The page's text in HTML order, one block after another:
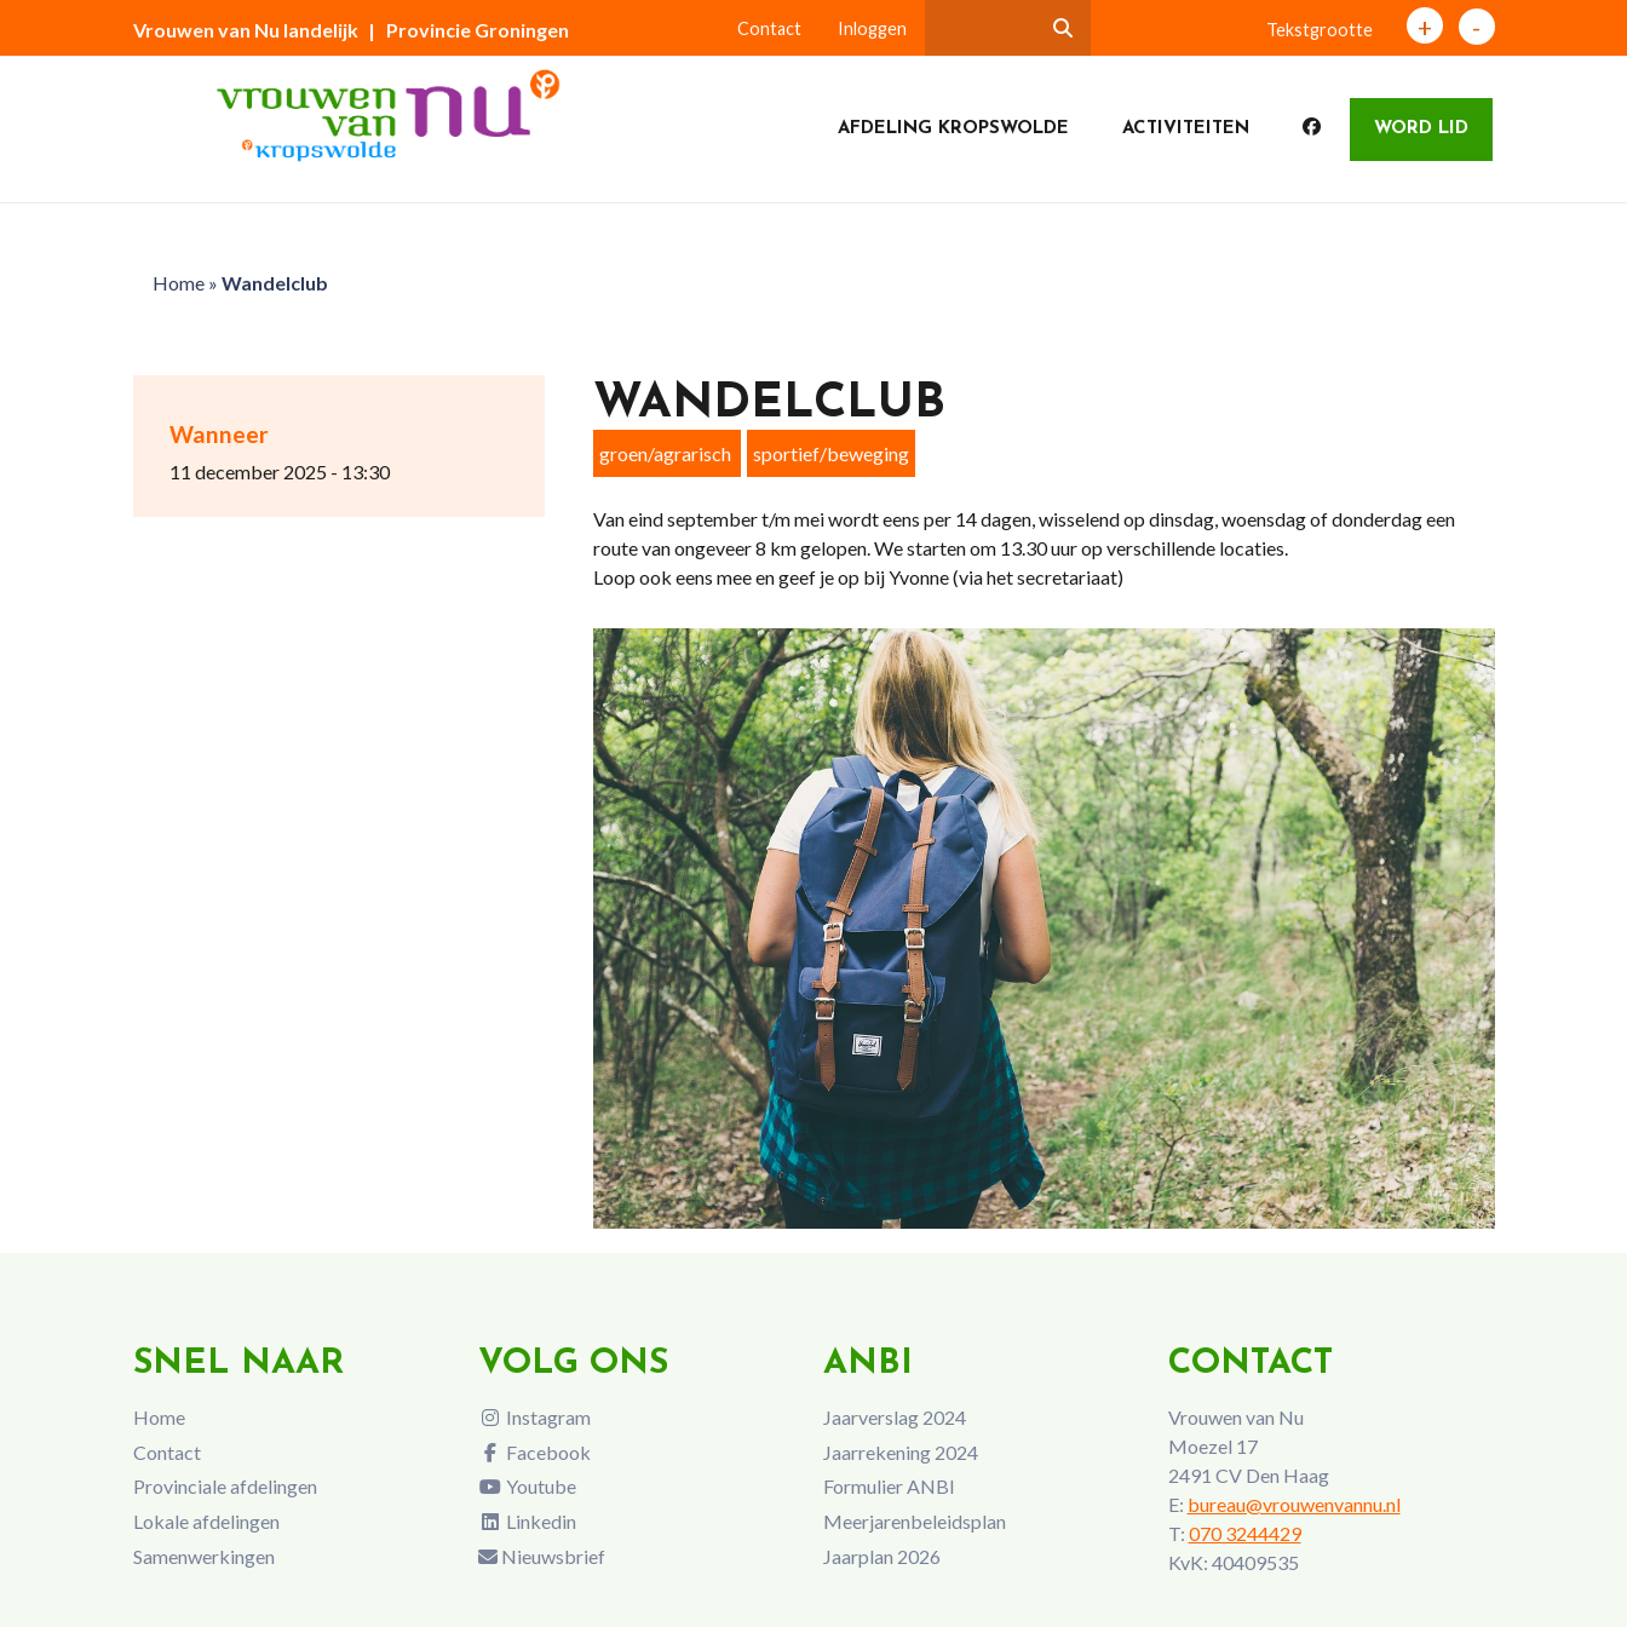
Vrouwen van Nu landelijk | Provincie Groningen Contact Inloggen Tekstgrootte + -
AFDELING KROPSWOLDE ACTIVITEITEN WORD LID
Home» Wandelclub
Wanneer
11 december 2025 - 13:30
WANDELCLUB
groen/agrarisch sportief/beweging
Van eind september t/m mei wordt eens per 14 dagen, wisselend op dinsdag, woensdag of donderdag een
route van ongeveer 8 km gelopen. We starten om 13.30 uur op verschillende locaties.
Loop ook eens mee en geef je op bij Yvonne (via het secretariaat)
SNEL NAAR
Home
Contact
Provinciale afdelingen
Lokale afdelingen
Samenwerkingen
VOLG ONS
Instagram
Facebook
Youtube
Linkedin
Nieuwsbrief
ANBI
Jaarverslag 2024
Jaarrekening 2024
Formulier ANBI
Meerjarenbeleidsplan
Jaarplan 2026
CONTACT
Vrouwen van Nu
Moezel 17
2491 CV Den Haag
E: bureau@vrouwenvannu.nl
T: 070 3244429
KvK: 40409535